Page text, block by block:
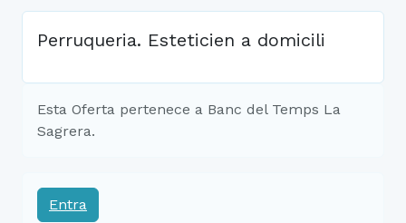
Perruqueria. Esteticien a domicili
Esta Oferta pertenece a Banc del Temps La
Sagrera.
Entra